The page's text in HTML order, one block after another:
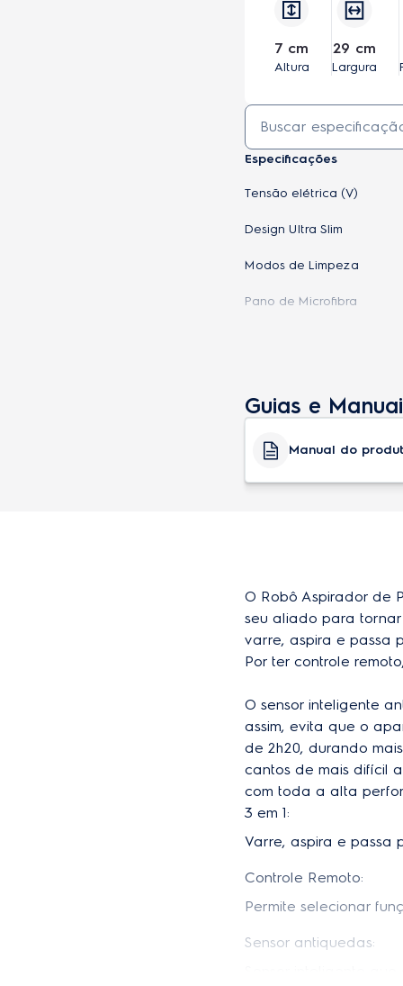
7 cm
Altura
29 cm
Largura
Especificações
Tensão elétrica (V)
Design Ultra Slim
Modos de Limpeza
Pano de Microfibra
Cor
Nível de ruído (dB)
Controle remoto
Tipo de filtragem
Capacidade total do
Sensores antiqueda
Sensores anticolisão
Duração da bateria em
potência mínima
Guias e
Manual do
O Robô Aspirador de
seu aliado para
varre, aspira e passa
Por ter controle
O sensor inteligente
assim, evita que o
de 2h20, durando
cantos de mais difícil
com toda a alta
3 em 1:
Varre, aspira e passa
Controle Remoto:
Permite selecionar
Sensor antiquedas: